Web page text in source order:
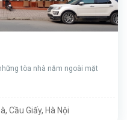
tòa nhà nằm ngoài mặt
Cầu Giấy, Hà Nội